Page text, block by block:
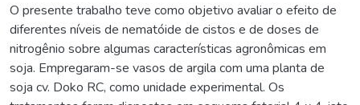
O presente trabalho teve como objetivo avaliar o efeito de
diferentes níveis de nematóide de cistos e de doses de
nitrogênio sobre algumas características agronômicas em
soja. Empregaram-se vasos de argila com uma planta de
soja cv. Doko RC, como unidade experimental. Os